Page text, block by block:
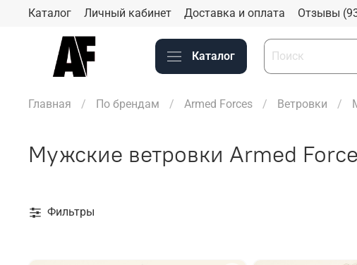
Каталог Личный кабинет Доставка и оплата Отзывы
Каталог
Главная По брендам Armed Forces Ветровки
Мужские ветровки Armed
Фильтры